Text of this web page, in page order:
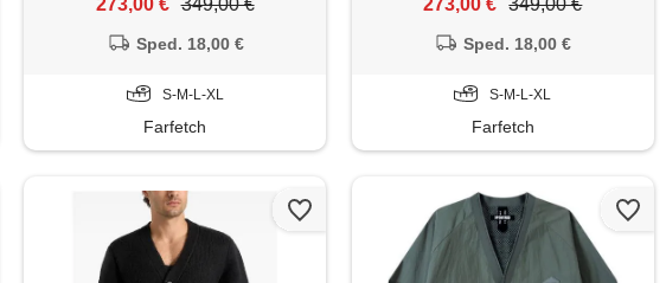
273,00 € 349,00 €
Sped. 18,00 €
S-M-L-XL
Farfetch
273,00 € 349,00 €
Sped. 18,00 €
S-M-L-XL
Farfetch